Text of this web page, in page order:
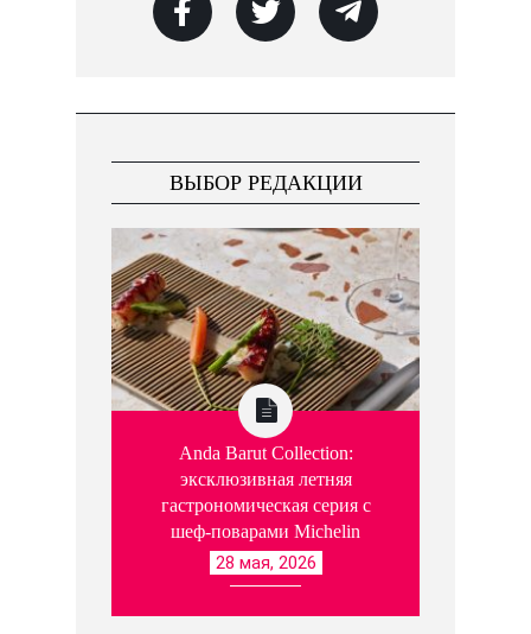
ВЫБОР РЕДАКЦИИ
Anda Barut Collection:
эксклюзивная летняя
гастрономическая серия с
шеф-поварами Michelin
28 мая, 2026